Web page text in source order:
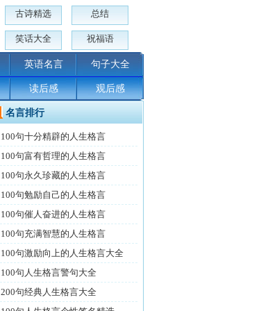
古诗精选 总结
笑话大全 祝福语
英语名言 句子大全
读后感 观后感
名言排行
100句十分精辟的人生格言
100句富有哲理的人生格言
100句永久珍藏的人生格言
100句勉励自己的人生格言
100句催人奋进的人生格言
100句充满智慧的人生格言
100句激励向上的人生格言大全
100句人生格言警句大全
200句经典人生格言大全